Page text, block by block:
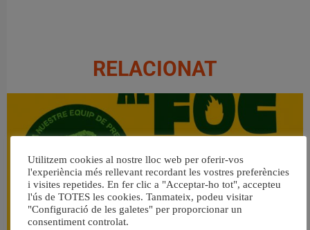
RELACIONAT
Utilitzem cookies al nostre lloc web per oferir-vos
l'experiència més rellevant recordant les vostres preferències
i visites repetides. En fer clic a "Acceptar-ho tot", accepteu
l'ús de TOTES les cookies. Tanmateix, podeu visitar
"Configuració de les galetes" per proporcionar un
consentiment controlat.